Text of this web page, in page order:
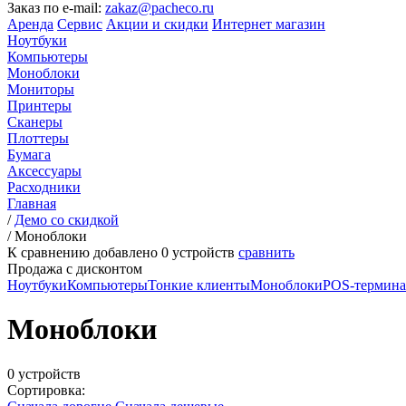
Заказ по e-mail: zakaz@pacheco.ru
Аренда Сервис Акции и скидки Интернет магазин
Ноутбуки
Компьютеры
Моноблоки
Мониторы
Принтеры
Сканеры
Плоттеры
Бумага
Аксессуары
Расходники
Главная
/ Демо со скидкой
/Моноблоки
К сравнению добавлено 0 устройств сравнить
Продажа с дисконтом
НоутбукиКомпьютерыТонкие клиентыМоноблокиPOS-
Моноблоки
0 устройств
Сортировка: